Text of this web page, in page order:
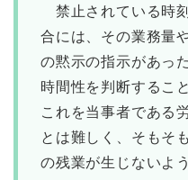
禁止されている時
合には、その業務量
の黙示の指示があっ
時間性を判断するこ
これを当事者である
とは難しく、そもそ
の残業が生じないよ